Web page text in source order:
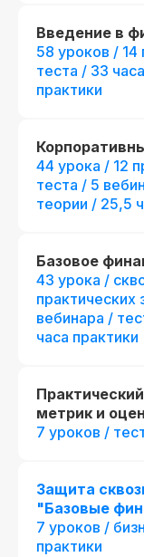
Введение в
58 уроков / 14
теста / 33
практики
44 урока / 12
теста / 5
теории / 25,5
Базовое
43 урока /
практических
вебинара /
часа практики
метрик и
7 уроков /
Защита
"Базовые
7 уроков /
практики
6 месяцев
тестирований
42
кейсов
Стандарт
Подробнее
Новая